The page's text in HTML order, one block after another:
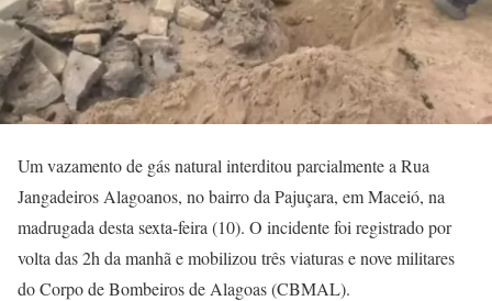
Um vazamento de gás natural interditou parcialmente a Rua
Jangadeiros Alagoanos, no bairro da Pajuçara, em Maceió, na
madrugada desta sexta-feira (10). O incidente foi registrado por
volta das 2h da manhã e mobilizou três viaturas e nove militares
do Corpo de Bombeiros de Alagoas (CBMAL).